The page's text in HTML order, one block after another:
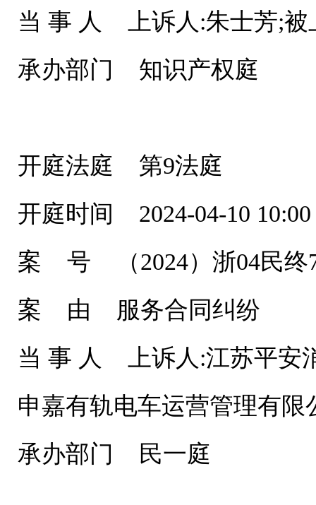
当 事 人 上诉人:朱士芳;被
承办部门 知识产权庭
开庭法庭 第9法庭
开庭时间 2024-04-10 10:00
案 号 （2024）浙04民终
案 由 服务合同纠纷
当 事 人 上诉人:江苏平安
申嘉有轨电车运营管理有限
承办部门 民一庭